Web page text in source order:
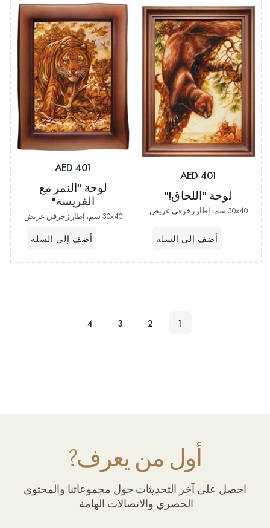
401 AED
لوحة "اللحاق!"
30x40 سم، إطار زخرفي عريض
401 AED
لوحة "النمر مع
الفريسة"
30x40 سم، إطار زخرفي عريض
1
2
3
4
أول من يعرف?
احصل على آخر التحديثات حول مجموعاتنا والمحتوى
الحصري والاتصالات الهامة.